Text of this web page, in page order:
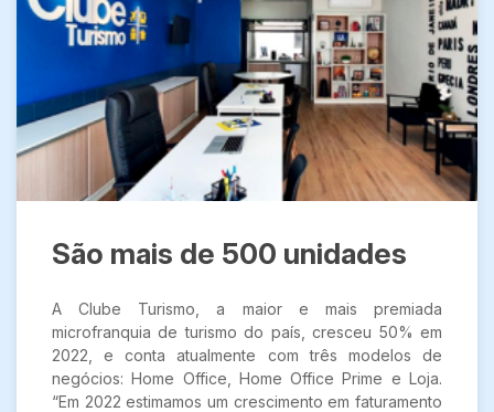
São mais de 500 unidades
A Clube Turismo, a maior e mais premiada
microfranquia de turismo do país, cresceu 50% em
2022, e conta atualmente com três modelos de
negócios: Home Office, Home Office Prime e Loja.
“Em 2022 estimamos um crescimento em faturamento